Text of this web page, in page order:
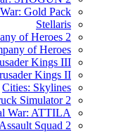
Gold Pack
Stellaris
of Heroes 2
of Heroes
Kings III
Kings II
Cities: Skylines
Simulator 2
War: ATTILA
Squad 2